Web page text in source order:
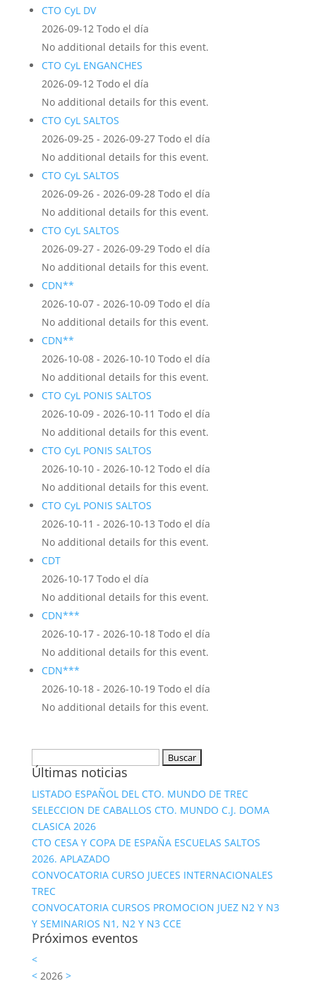
CTO CyL DV
2026-09-12 Todo el día
No additional details for this event.
CTO CyL ENGANCHES
2026-09-12 Todo el día
No additional details for this event.
CTO CyL SALTOS
2026-09-25 - 2026-09-27 Todo el día
No additional details for this event.
CTO CyL SALTOS
2026-09-26 - 2026-09-28 Todo el día
No additional details for this event.
CTO CyL SALTOS
2026-09-27 - 2026-09-29 Todo el día
No additional details for this event.
CDN**
2026-10-07 - 2026-10-09 Todo el día
No additional details for this event.
CDN**
2026-10-08 - 2026-10-10 Todo el día
No additional details for this event.
CTO CyL PONIS SALTOS
2026-10-09 - 2026-10-11 Todo el día
No additional details for this event.
CTO CyL PONIS SALTOS
2026-10-10 - 2026-10-12 Todo el día
No additional details for this event.
CTO CyL PONIS SALTOS
2026-10-11 - 2026-10-13 Todo el día
No additional details for this event.
CDT
2026-10-17 Todo el día
No additional details for this event.
CDN***
2026-10-17 - 2026-10-18 Todo el día
No additional details for this event.
CDN***
2026-10-18 - 2026-10-19 Todo el día
No additional details for this event.
Últimas noticias
LISTADO ESPAÑOL DEL CTO. MUNDO DE TREC
SELECCION DE CABALLOS CTO. MUNDO C.J. DOMA
CLASICA 2026
CTO CESA Y COPA DE ESPAÑA ESCUELAS SALTOS
2026. APLAZADO
CONVOCATORIA CURSO JUECES INTERNACIONALES
TREC
CONVOCATORIA CURSOS PROMOCION JUEZ N2 Y N3
Y SEMINARIOS N1, N2 Y N3 CCE
Próximos eventos
<
<2026 >